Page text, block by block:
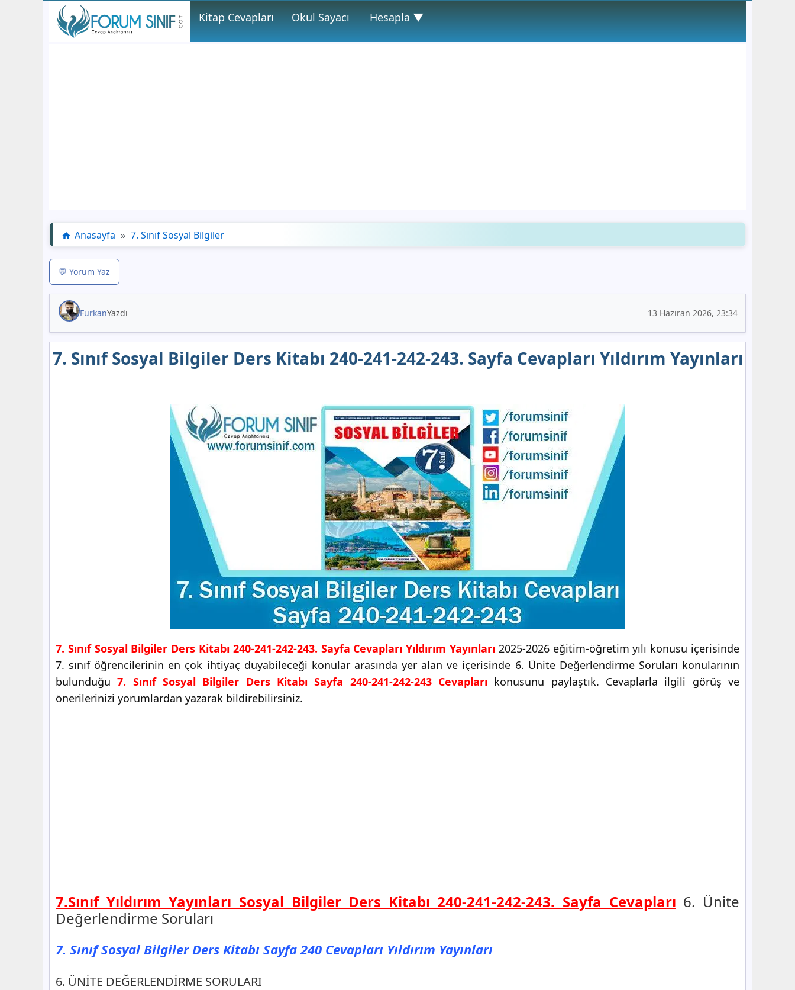
Kitap Cevapları Okul Sayacı Hesapla ▼
Anasayfa » 7. Sınıf Sosyal Bilgiler
💬 Yorum Yaz
FurkanYazdı 13 Haziran 2026, 23:34
7. Sınıf Sosyal Bilgiler Ders Kitabı 240-241-242-243. Sayfa Cevapları Yıldırım Yayınları
7. Sınıf Sosyal Bilgiler Ders Kitabı 240-241-242-243. Sayfa Cevapları Yıldırım Yayınları 2025-2026 eğitim-öğretim yılı konusu içerisinde
7. sınıf öğrencilerinin en çok ihtiyaç duyabileceği konular arasında yer alan ve içerisinde 6. Ünite Değerlendirme Soruları konularının
bulunduğu7. Sınıf Sosyal Bilgiler Ders Kitabı Sayfa 240-241-242-243 Cevapları konusunu paylaştık. Cevaplarla ilgili görüş ve
önerilerinizi yorumlardan yazarak bildirebilirsiniz.
7.Sınıf Yıldırım Yayınları Sosyal Bilgiler Ders Kitabı 240-241-242-243. Sayfa Cevapları 6. Ünite
Değerlendirme Soruları
7. Sınıf Sosyal Bilgiler Ders Kitabı Sayfa 240 Cevapları Yıldırım Yayınları
6. ÜNİTE DEĞERLENDİRME SORULARI